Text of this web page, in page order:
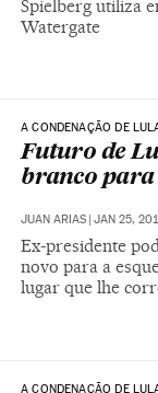
Spielberg utiliza
Watergate
A CONDENAÇÃO DE
Futuro de
branco
JUAN ARIAS JAN 25,
Ex-presidente
novo para a
lugar que lhe
A CONDENAÇÃO DE